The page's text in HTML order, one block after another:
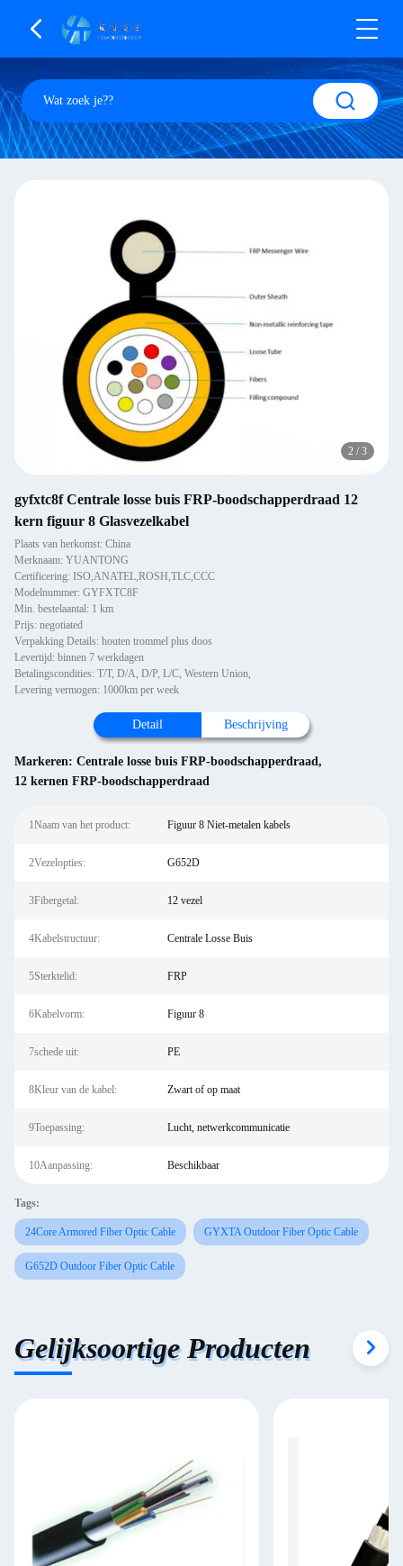
2 / 3
gyfxtc8f Centrale losse buis FRP-boodschapperdraad 12
kern figuur 8 Glasvezelkabel
Plaats van herkomst: China
Merknaam: YUANTONG
Certificering: ISO,ANATEL,ROSH,TLC,CCC
Modelnummer: GYFXTC8F
Min. bestelaantal: 1 km
Prijs: negotiated
Verpakking Details: houten trommel plus doos
Levertijd: binnen 7 werkdagen
Betalingscondities: T/T, D/A, D/P, L/C, Western Union,
Levering vermogen: 1000km per week
Detail Beschrijving
Markeren: Centrale losse buis FRP-boodschapperdraad,
12 kernen FRP-boodschapperdraad
1Naam van het product: Figuur 8 Niet-metalen kabels
2Vezelopties: G652D
3Fibergetal: 12 vezel
4Kabelstructuur: Centrale Losse Buis
5Sterktelid: FRP
6Kabelvorm: Figuur 8
7schede uit: PE
8Kleur van de kabel: Zwart of op maat
9Toepassing: Lucht, netwerkcommunicatie
10Aanpassing: Beschikbaar
Tags:
24Core Armored Fiber Optic Cable GYXTA Outdoor Fiber Optic Cable
G652D Outdoor Fiber Optic Cable
Gelijksoortige Producten